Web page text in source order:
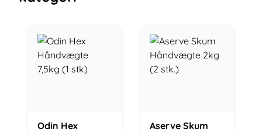
Odin Hex
Aserve Skum